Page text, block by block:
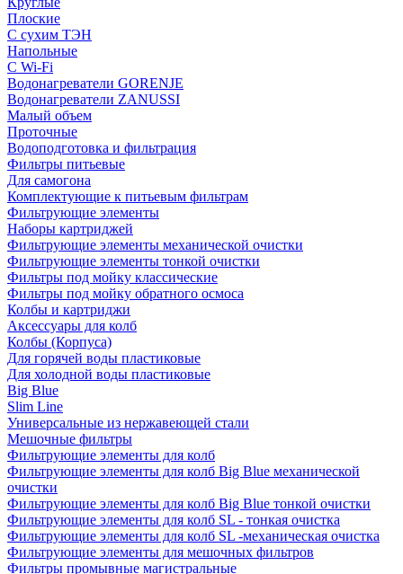
Плоские
С сухим ТЭН
Напольные
С Wi-Fi
Водонагреватели GORENJE
Водонагреватели ZANUSSI
Малый объем
Проточные
Водоподготовка и фильтрация
Фильтры питьевые
Для самогона
Комплектующие к питьевым фильтрам
Фильтрующие элементы
Наборы картриджей
Фильтрующие элементы механической очистки
Фильтрующие элементы тонкой очистки
Фильтры под мойку классические
Фильтры под мойку обратного осмоса
Колбы и картриджи
Аксессуары для колб
Колбы (Корпуса)
Для горячей воды пластиковые
Для холодной воды пластиковые
Big Blue
Slim Line
Универсальные из нержавеющей стали
Мешочные фильтры
Фильтрующие элементы для колб
Фильтрующие элементы для колб Big Blue механической
очистки
Фильтрующие элементы для колб Big Blue тонкой очистки
Фильтрующие элементы для колб SL - тонкая очистка
Фильтрующие элементы для колб SL -механическая очистка
Фильтрующие элементы для мешочных фильтров
Фильтры промывные магистральные